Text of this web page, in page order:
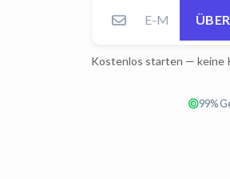
Kostenlos starten — keine
99%